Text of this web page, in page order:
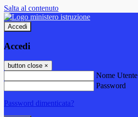
Salta al contenuto
Accedi
Accedi
button close ×
Nome Utente
Password
Password dimenticata?